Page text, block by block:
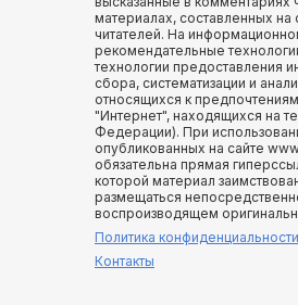
материалах, составленных
читателей. На
рекомендательные
технологии предоставления
сбора, систематизации и
относящихся к
"Интернет", находящихся на
Федерации). При
опубликованных на сайте
обязательна прямая
которой материал
размещаться
воспроизводящем
Политика
Контакты